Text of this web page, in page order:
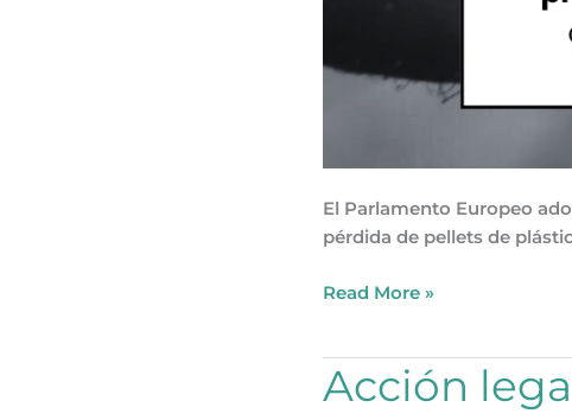
El Parlamento Europeo
pérdida de pellets de
Read More »
Acción
Acción
legal